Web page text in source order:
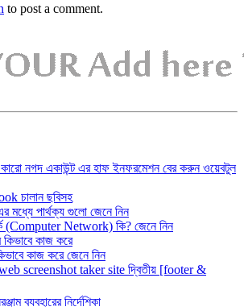
to post a comment.
কারো নগদ একাউন্ট এর হাফ ইনফরমেশন বের করুন ওয়েবটুল
চালান ছবিসহ
মধ্যে পার্থক্য গুলো জেনে নিন
(Computer Network) কি? জেনে নিন
কাজ করে
কাজ করে জেনে নিন
screenshot taker site দ্বিতীয় [footer &
ব্যবহারের নির্দেশিকা